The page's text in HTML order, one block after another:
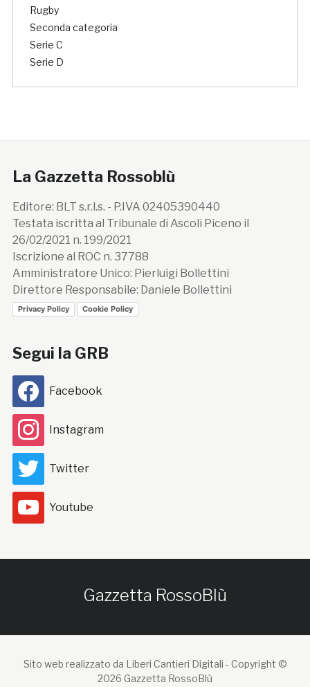
Rugby
Seconda categoria
Serie C
Serie D
La Gazzetta Rossoblù
Editore: BLT s.r.l.s. - P.IVA 02405390440
Testata iscritta al Tribunale di Ascoli Piceno il
26/02/2021 n. 199/2021
Iscrizione al ROC n. 37788
Amministratore Unico: Pierluigi Bollettini
Direttore Responsabile: Daniele Bollettini
Privacy Policy Cookie Policy
Segui la GRB
Facebook
Instagram
Twitter
Youtube
Gazzetta RossoBlù
Sito web realizzato da Liberi Cantieri Digitali - Copyright ©
2026 Gazzetta RossoBlù